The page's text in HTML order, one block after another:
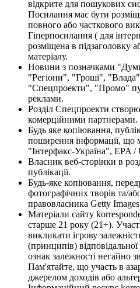
відкрите для пошукових
Посилання має бути
повного або часткового
Гіперпосилання ( для
розміщена в підзаголовку
матеріалу.
Новини з позначками
"Регіони", "Гроші",
"Спецпроекти", "Промо"
реклами.
Розділ Спецпроекти
комерційними партнерами.
Будь яке копіювання,
поширення інформації, що
"Інтерфакс-Україна", EPA /
Власник веб-сторінки в
публікації.
Будь-яке копіювання,
фотографічних творів та/
правовласника Getty
Матеріали сайту
старше 21 року (21+).
викликати ігрову
(принципів)
ознак залежності негайно
Пам'ятайте, що участь в
джерелом доходів або